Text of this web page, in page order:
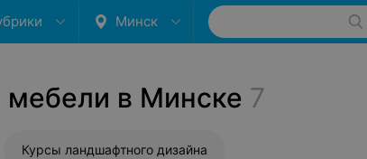
Минск
мебели в Минске 7
Курсы ландшафтного дизайна